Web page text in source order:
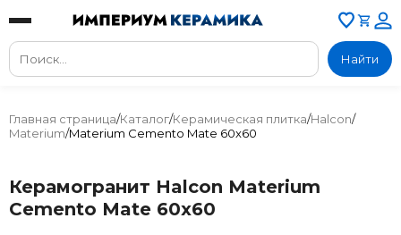
Найти
Главная страница/Каталог/Керамическая плитка/Halcon/
Materium/Materium Cemento Mate 60x60
Керамогранит Halcon Materium
Cemento Mate 60x60